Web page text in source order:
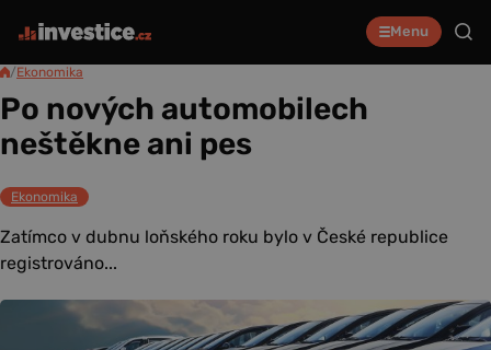
Menu
/Ekonomika
Po nových automobilech
neštěkne ani pes
Ekonomika
Zatímco v dubnu loňského roku bylo v České republice
registrováno...